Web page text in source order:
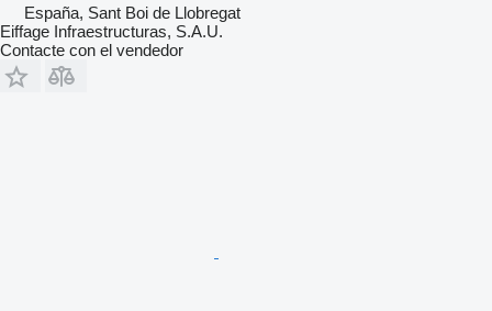
España, Sant Boi de Llobregat
Eiffage Infraestructuras, S.A.U.
Contacte con el vendedor